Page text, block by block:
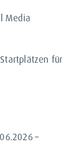
Media
Startplätzen für
–